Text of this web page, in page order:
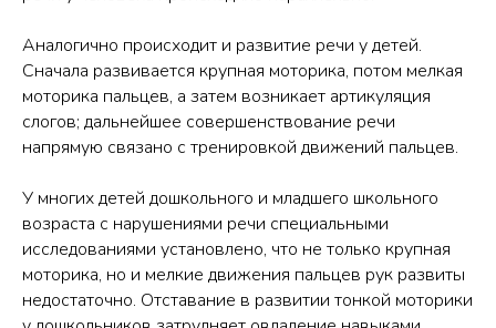
Аналогично происходит и развитие речи у детей.
Сначала развивается крупная моторика, потом мелкая
моторика пальцев, а затем возникает артикуляция
слогов; дальнейшее совершенствование речи
напрямую связано с тренировкой движений пальцев.
У многих детей дошкольного и младшего школьного
возраста с нарушениями речи специальными
исследованиями установлено, что не только крупная
моторика, но и мелкие движения пальцев рук развиты
недостаточно. Отставание в развитии тонкой моторики